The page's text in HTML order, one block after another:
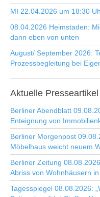
MI 22.04.2026 um 18:30
08.04.2026 Heimstaden:
dann eben von unten
August/ September 2026:
Prozessbegleitung bei
Aktuelle Presseartikel
Berliner Abendblatt
Enteignung von
Berliner Morgenpost
Möbelhaus weicht neuem
Berliner Zeitung
Abriss von Wohnhäusern
Tagesspiegel 08.08.2026: